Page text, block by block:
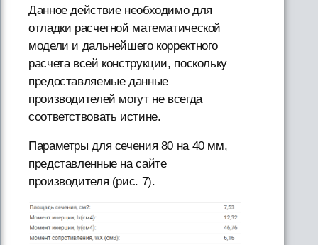
Данное действие необходимо для
отладки расчетной математической
модели и дальнейшего корректного
расчета всей конструкции, поскольку
предоставляемые данные
производителей могут не всегда
соответствовать истине.
Параметры для сечения 80 на 40 мм,
представленные на сайте
производителя (рис. 7).